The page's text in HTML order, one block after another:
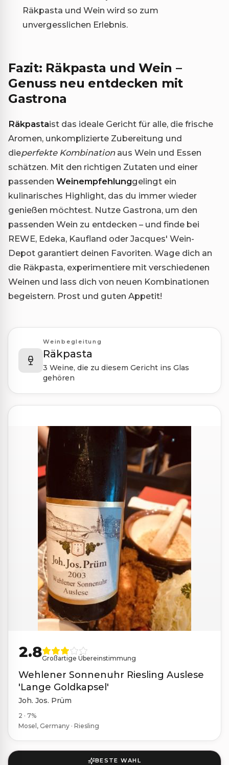
Räkpasta und Wein wird so zum
unvergesslichen Erlebnis.
Fazit: Räkpasta und Wein –
Genuss neu entdecken mit
Gastrona
Räkpastaist das ideale Gericht für alle, die frische
Aromen, unkomplizierte Zubereitung und
dieperfekte Kombinationaus Wein und Essen
schätzen. Mit den richtigen Zutaten und einer
passenden Weinempfehlunggelingt ein
kulinarisches Highlight, das du immer wieder
genießen möchtest. Nutze Gastrona, um den
passenden Wein zu entdecken – und finde bei
REWE, Edeka, Kaufland oder Jacques' Wein-
Depot garantiert deinen Favoriten. Wage dich an
die Räkpasta, experimentiere mit verschiedenen
Weinen und lass dich von neuen Kombinationen
begeistern. Prost und guten Appetit!
Weinbegleitung
Räkpasta
3 Weine, die zu diesem Gericht ins Glas
gehören
2.8Großartige Übereinstimmung
Wehlener Sonnenuhr Riesling Auslese
'Lange Goldkapsel'
Joh. Jos. Prüm
2 · 7%
Mosel, Germany · Riesling
BESTE WAHL